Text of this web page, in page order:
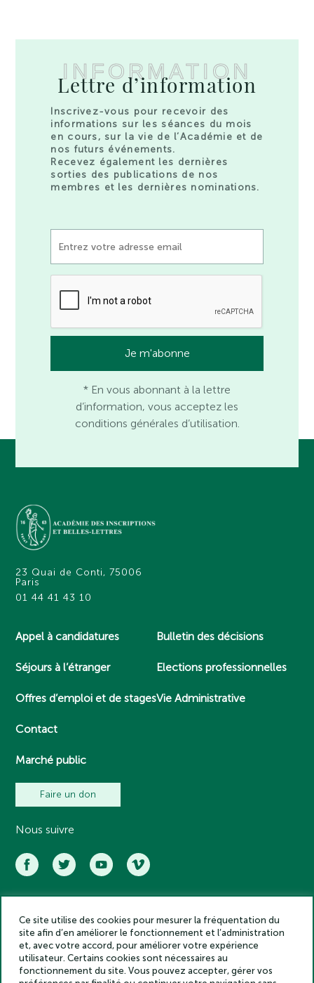
INFORMATION
Lettre d’information
Inscrivez-vous pour recevoir des
informations sur les séances du mois
en cours, sur la vie de l’Académie et de
nos futurs événements.
Recevez également les dernières
sorties des publications de nos
membres et les dernières nominations.
* En vous abonnant à la lettre
d’information, vous acceptez les
conditions générales d’utilisation.
23 Quai de Conti, 75006
Paris
01 44 41 43 10
Appel à candidatures
Séjours à l’étranger
Offres d’emploi et de stages
Contact
Marché public
Bulletin des décisions
Elections professionnelles
Vie Administrative
Faire un don
Nous suivre
Académie des inscriptions et belles lettres – Tous droits réservés
2025
Politique de confidentialité
Mentions légales
Ce site utilise des cookies pour mesurer la fréquentation du
site afin d’en améliorer le fonctionnement et l’administration
et, avec votre accord, pour améliorer votre expérience
utilisateur. Certains cookies sont nécessaires au
fonctionnement du site. Vous pouvez accepter, gérer vos